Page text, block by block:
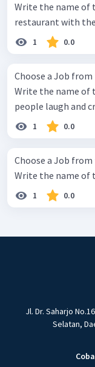
Write the name of the job. This
restaurant with
1 0.0
Choose a Job
Write the name of the job. She writes
people laugh and
1 0.0
Choose a Job
1 0.0
Jl. Dr. Saharjo
Selatan,